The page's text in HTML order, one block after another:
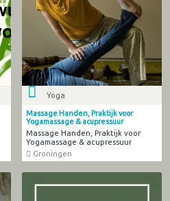
Yoga
Massage Handen, Praktijk voor
Yogamassage & acupressuur
Massage Handen, Praktijk voor
Yogamassage & acupressuur
Groningen